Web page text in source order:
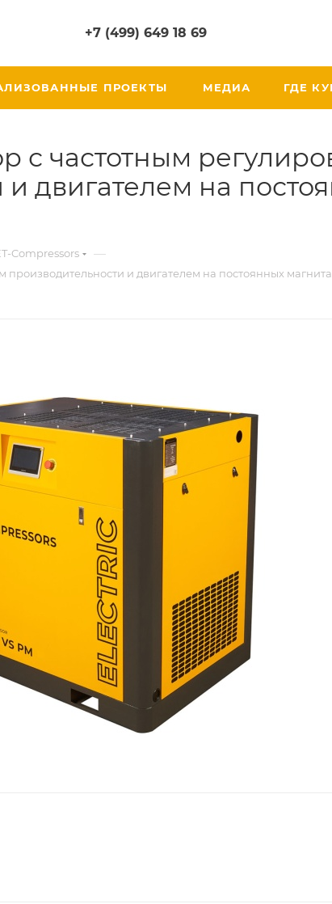
+7 (499) 649 18 69
ПРОЕКТЫ МЕДИА ГДЕ
с частотным
двигателем на
Compressors —
и двигателем на постоянных магнитах